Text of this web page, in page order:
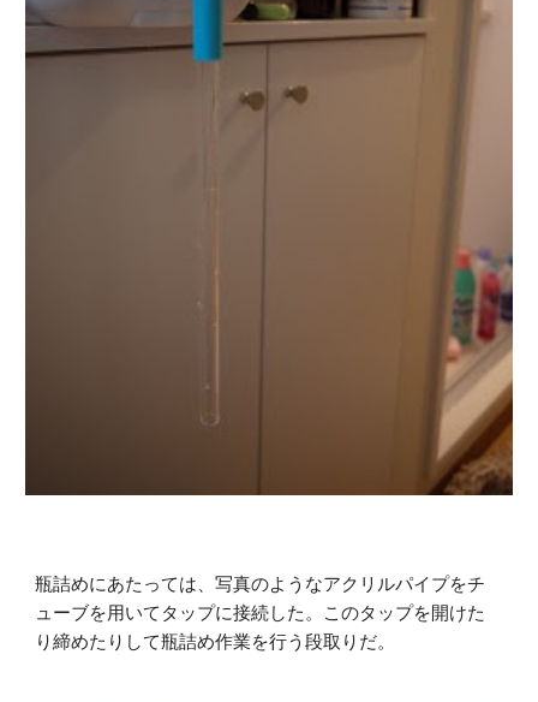
瓶詰めにあたっては、写真のようなアクリルパイプをチ
ューブを用いてタップに接続した。このタップを開けた
り締めたりして瓶詰め作業を行う段取りだ。